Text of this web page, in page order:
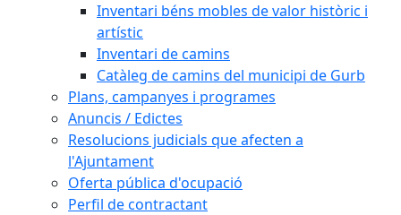
Inventari béns mobles de valor històric i
artístic
Inventari de camins
Catàleg de camins del municipi de Gurb
Plans, campanyes i programes
Anuncis / Edictes
Resolucions judicials que afecten a
l'Ajuntament
Oferta pública d'ocupació
Perfil de contractant